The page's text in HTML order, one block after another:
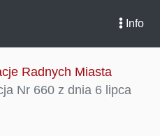
Info
Radnych Miasta
Nr 660 z dnia 6 lipca